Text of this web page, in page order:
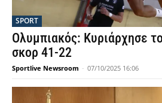
SPORT
Ολυμπιακός: Κυριάρχησε
σκορ 41-22
Sportlive Newsroom - 07/10/2025 16:06